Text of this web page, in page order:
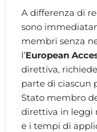
A differenza di
sono
membri senza
l’European
direttiva,
parte di ciascun
Stato membro
direttiva in leggi
e i tempi di